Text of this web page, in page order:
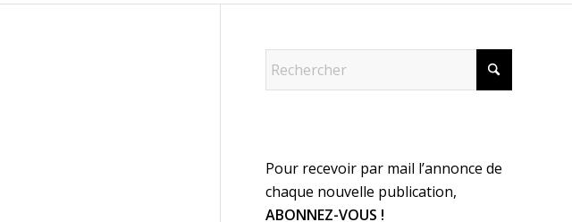
Pour recevoir par mail l’annonce de
chaque nouvelle publication,
ABONNEZ-VOUS !